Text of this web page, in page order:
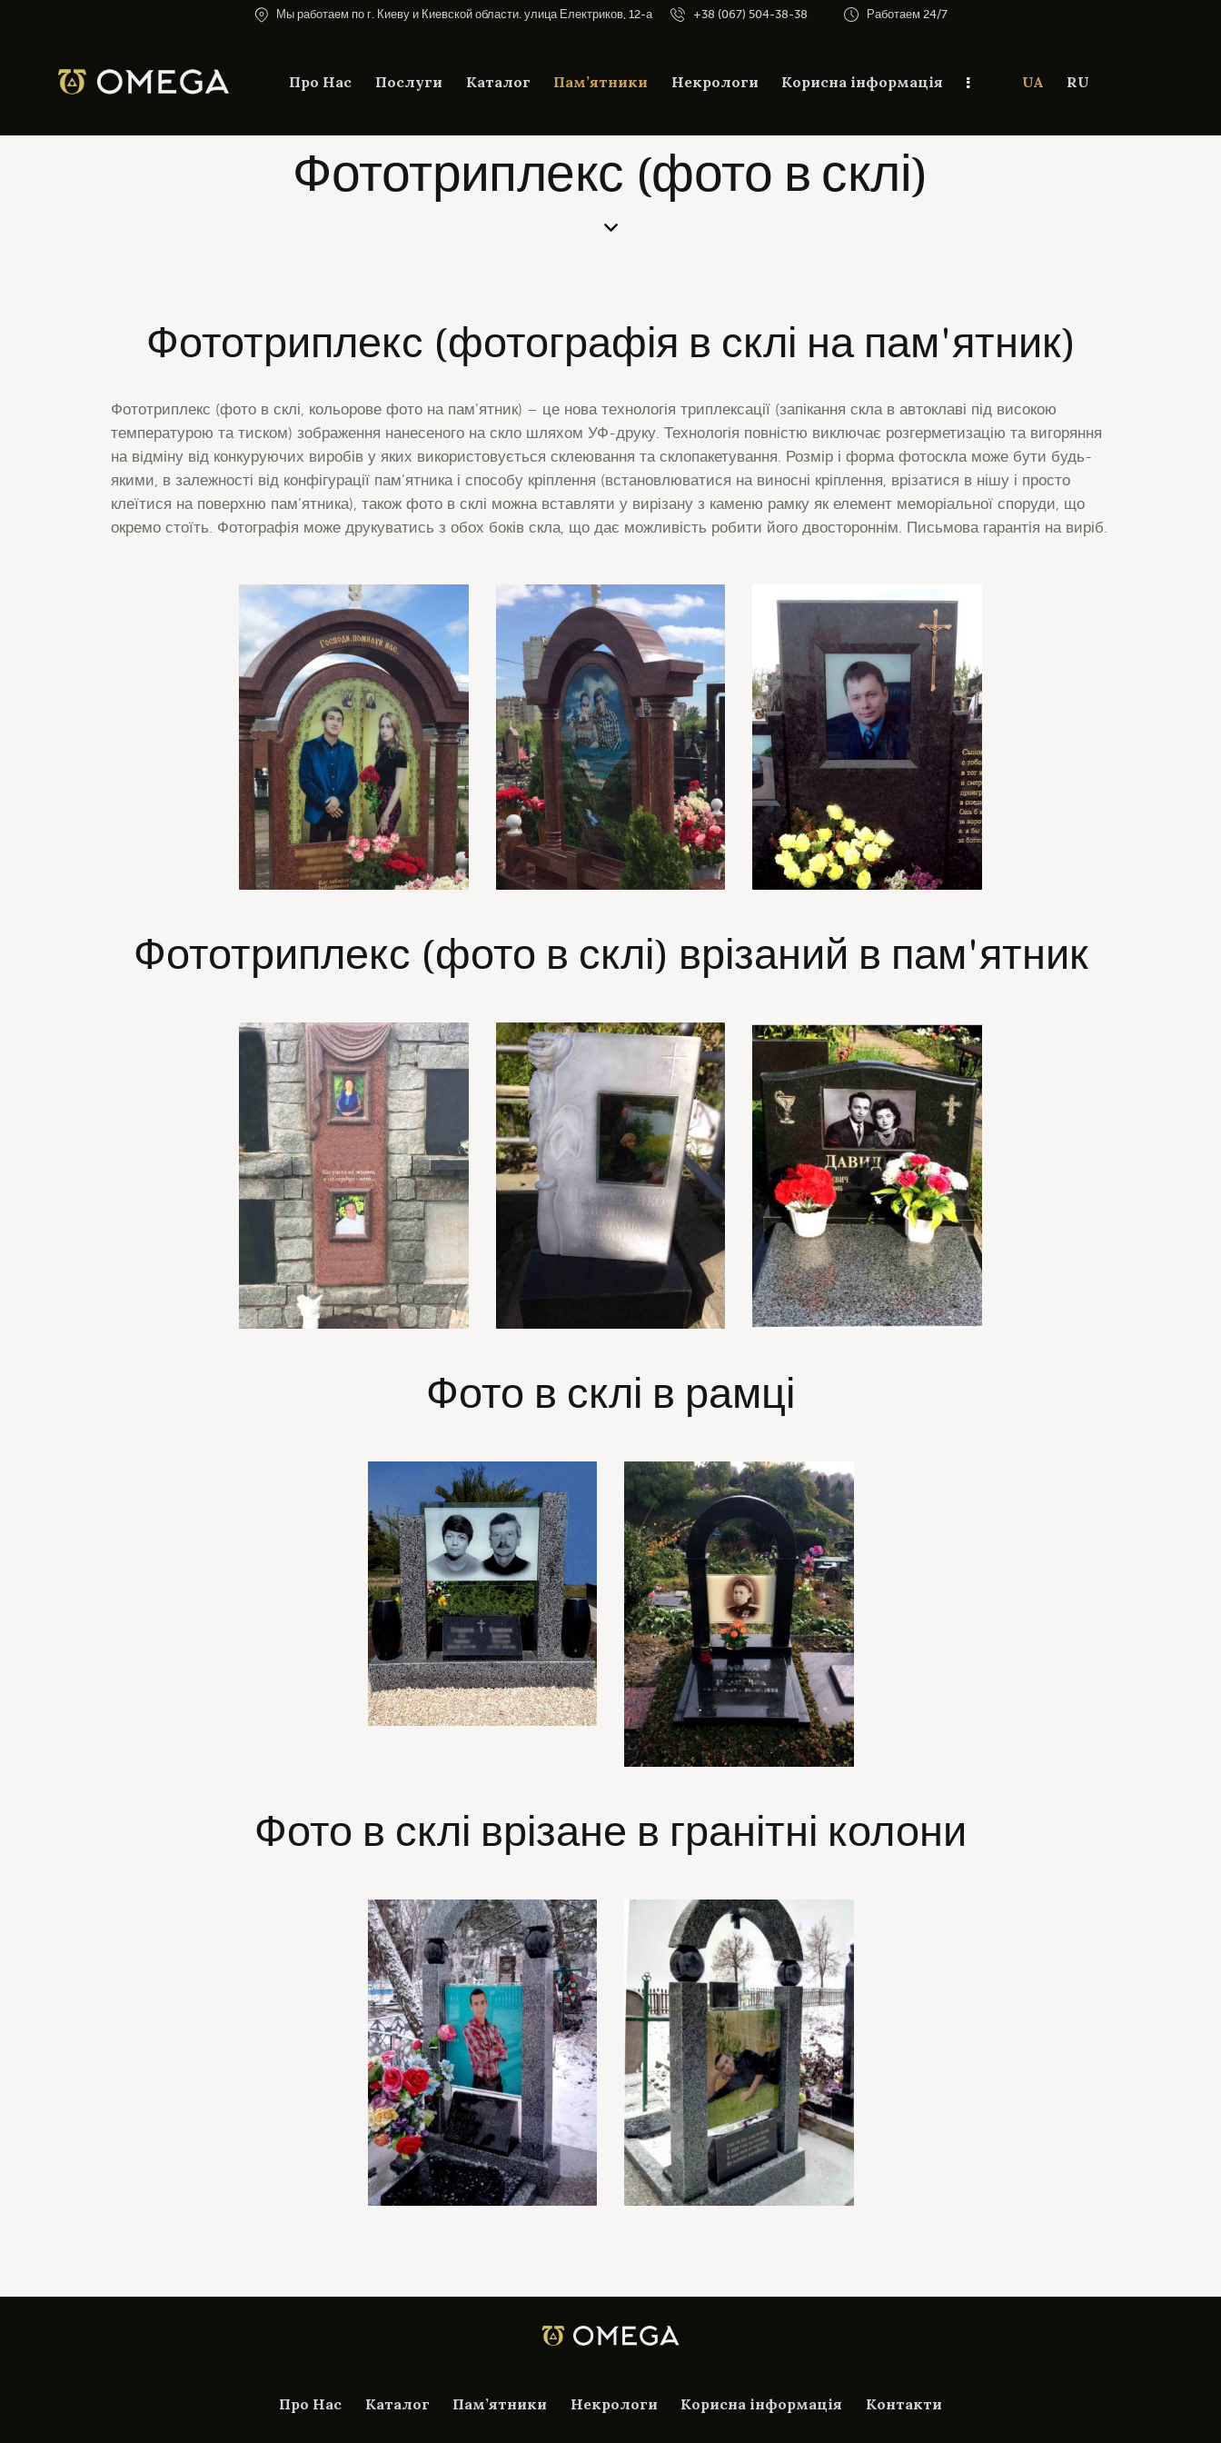
Мы работаем по г. Киеву и Киевской области. улица Електриков, 12-а +38 (067) 504-38-38 Работаем 24/7
Про Нас Послуги Каталог Пам’ятники Некрологи Корисна інформація UA RU
Фототриплекс (фото в склі)
Фототриплекс (фотографія в склі на пам'ятник)
Фототриплекс (фото в склі, кольорове фото на пам’ятник) – це нова технологія триплексації (запікання скла в автоклаві під високою
температурою та тиском) зображення нанесеного на скло шляхом УФ-друку. Технологія повністю виключає розгерметизацію та вигоряння
на відміну від конкуруючих виробів у яких використовується склеювання та склопакетування. Розмір і форма фотоскла може бути будь-
якими, в залежності від конфігурації пам’ятника і способу кріплення (встановлюватися на виносні кріплення, врізатися в нішу і просто
клеїтися на поверхню пам’ятника), також фото в склі можна вставляти у вирізану з каменю рамку як елемент меморіальної споруди, що
окремо стоїть. Фотографія може друкуватись з обох боків скла, що дає можливість робити його двостороннім. Письмова гарантія на виріб.
Фототриплекс (фото в склі) врізаний в пам'ятник
Фото в склі в рамці
Фото в склі врізане в гранітні колони
Про Нас Каталог Пам’ятники Некрологи Корисна інформація Контакти